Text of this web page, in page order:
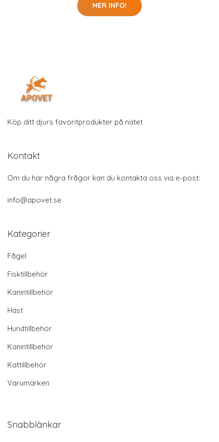
MER INFO!
Köp ditt djurs favoritprodukter på nätet
Kontakt
Om du har några frågor kan du kontakta oss via e-post:
info@apovet.se
Kategorier
Fågel
Fisktillbehör
Kanintillbehör
Häst
Hundtillbehör
Kanintillbehör
Kattillbehör
Varumärken
Snabblänkar